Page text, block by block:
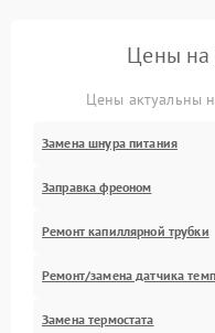
Цены на
Цены актуальны
Замена шнура питания
Заправка фреоном
Ремонт капиллярной трубки
Ремонт/замена датчика
Замена термостата